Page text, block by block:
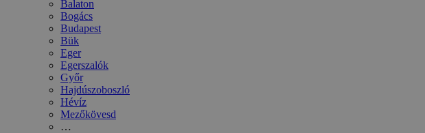
Balaton
Bogács
Budapest
Bük
Eger
Egerszalók
Győr
Hajdúszoboszló
Hévíz
Mezőkövesd
…